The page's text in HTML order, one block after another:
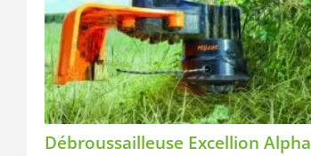
Débroussailleuse Excellion Alpha